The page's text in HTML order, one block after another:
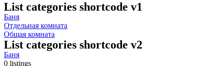
List categories shortcode v1
Баня
Отдельная комната
Общая комната
List categories shortcode v2
Баня
0 listings